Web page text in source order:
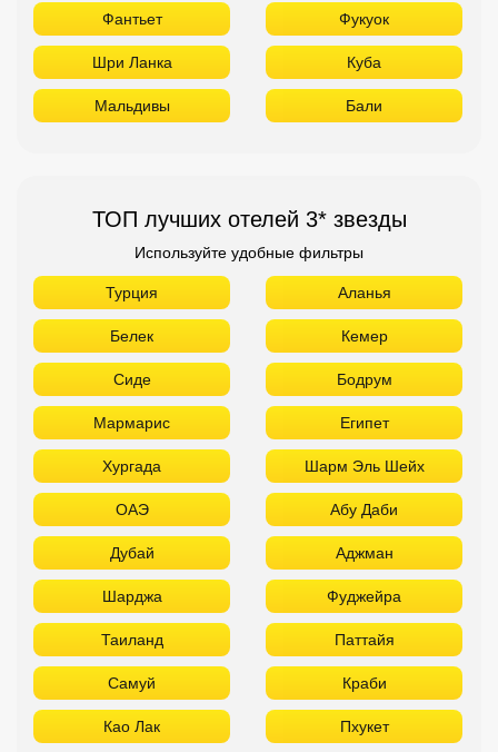
Используйте удобные фильтры
Турция Аланья
Белек
Хургада Шарм Эль Шейх
ОАЭ Абу Даби
Дубай Аджман
Шарджа Фуджейра
Таиланд Паттайя
Самуй Краби
Као Лак Пхукет
Вьетнам Нячанг
Фантьет Фукуок
Шри Ланка Куба
Мальдивы Бали